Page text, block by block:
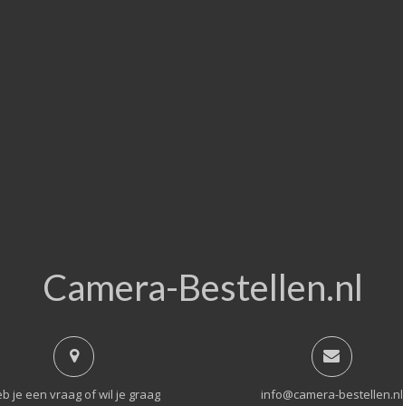
Camera-Bestellen.nl
je een vraag of wil je graag
info@camera-bestellen.nl